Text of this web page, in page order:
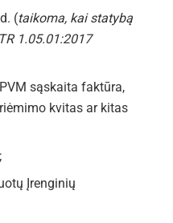
(taikoma, kai statybą
1.05.01:2017
sąskaita faktūra,
kvitas ar kitas
Įrenginių